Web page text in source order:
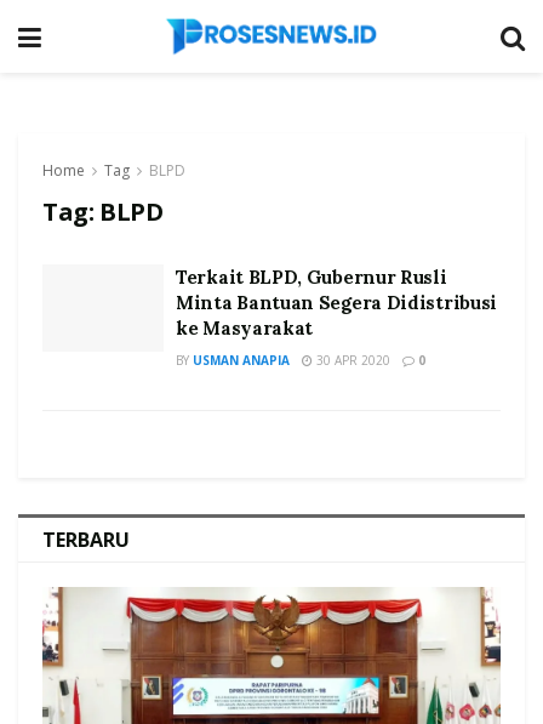
Home Tag BLPD
Tag: BLPD
Terkait BLPD, Gubernur Rusli
Minta Bantuan Segera Didistribusi
ke Masyarakat
BY USMAN ANAPIA 30 APR 2020 0
TERBARU